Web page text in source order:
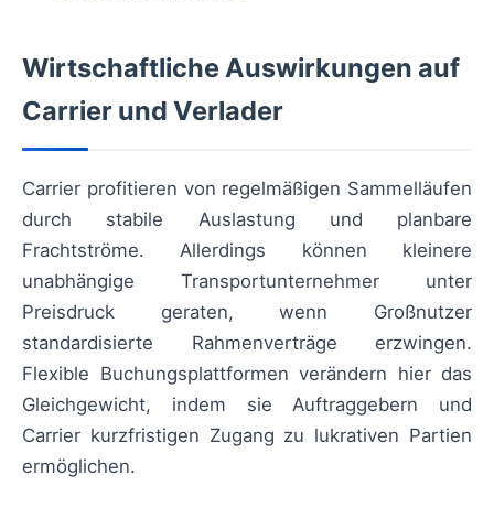
Wirtschaftliche Auswirkungen auf
Carrier und Verlader
Carrier profitieren von regelmäßigen Sammelläufen
durch stabile Auslastung und planbare
Frachtströme. Allerdings können kleinere
unabhängige Transportunternehmer unter
Preisdruck geraten, wenn Großnutzer
standardisierte Rahmenverträge erzwingen.
Flexible Buchungsplattformen verändern hier das
Gleichgewicht, indem sie Auftraggebern und
Carrier kurzfristigen Zugang zu lukrativen Partien
ermöglichen.